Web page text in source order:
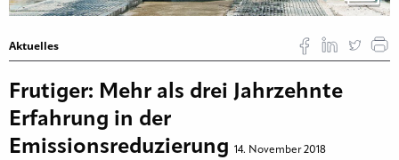
Aktuelles
Frutiger: Mehr als drei Jahrzehnte
Erfahrung in der
Emissionsreduzierung 14. November 2018